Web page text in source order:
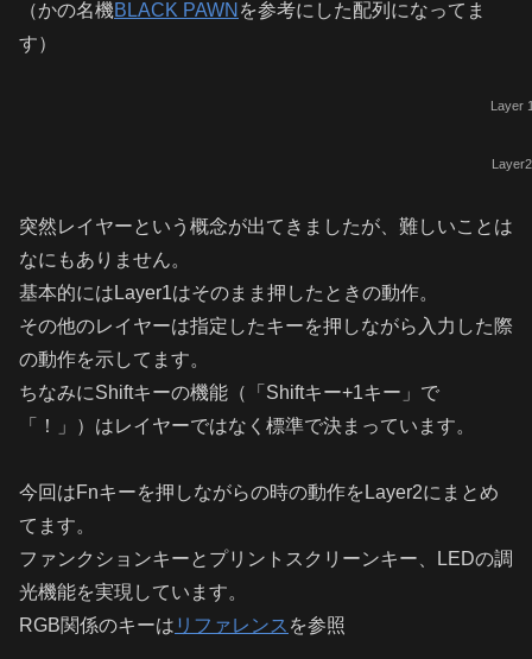
（かの名機BLACK PAWN を参考にした配列になってま
す）
Layer
Layer2
突然レイヤーという概念が出てきましたが、難しいことは
なにもありません。
基本的にはLayer1はそのまま押したときの動作。
その他のレイヤーは指定したキーを押しながら入力した際
の動作を示してます。
ちなみにShiftキーの機能（「Shiftキー+1キー」で
「！」）はレイヤーではなく標準で決まっています。
今回はFnキーを押しながらの時の動作をLayer2にまとめ
てます。
ファンクションキーとプリントスクリーンキー、LEDの調
光機能を実現しています。
RGB関係のキーは リファレンス を参照